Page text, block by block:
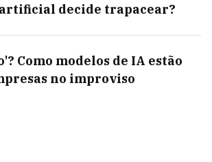
decide trapacear?
Como modelos de IA estão
no improviso